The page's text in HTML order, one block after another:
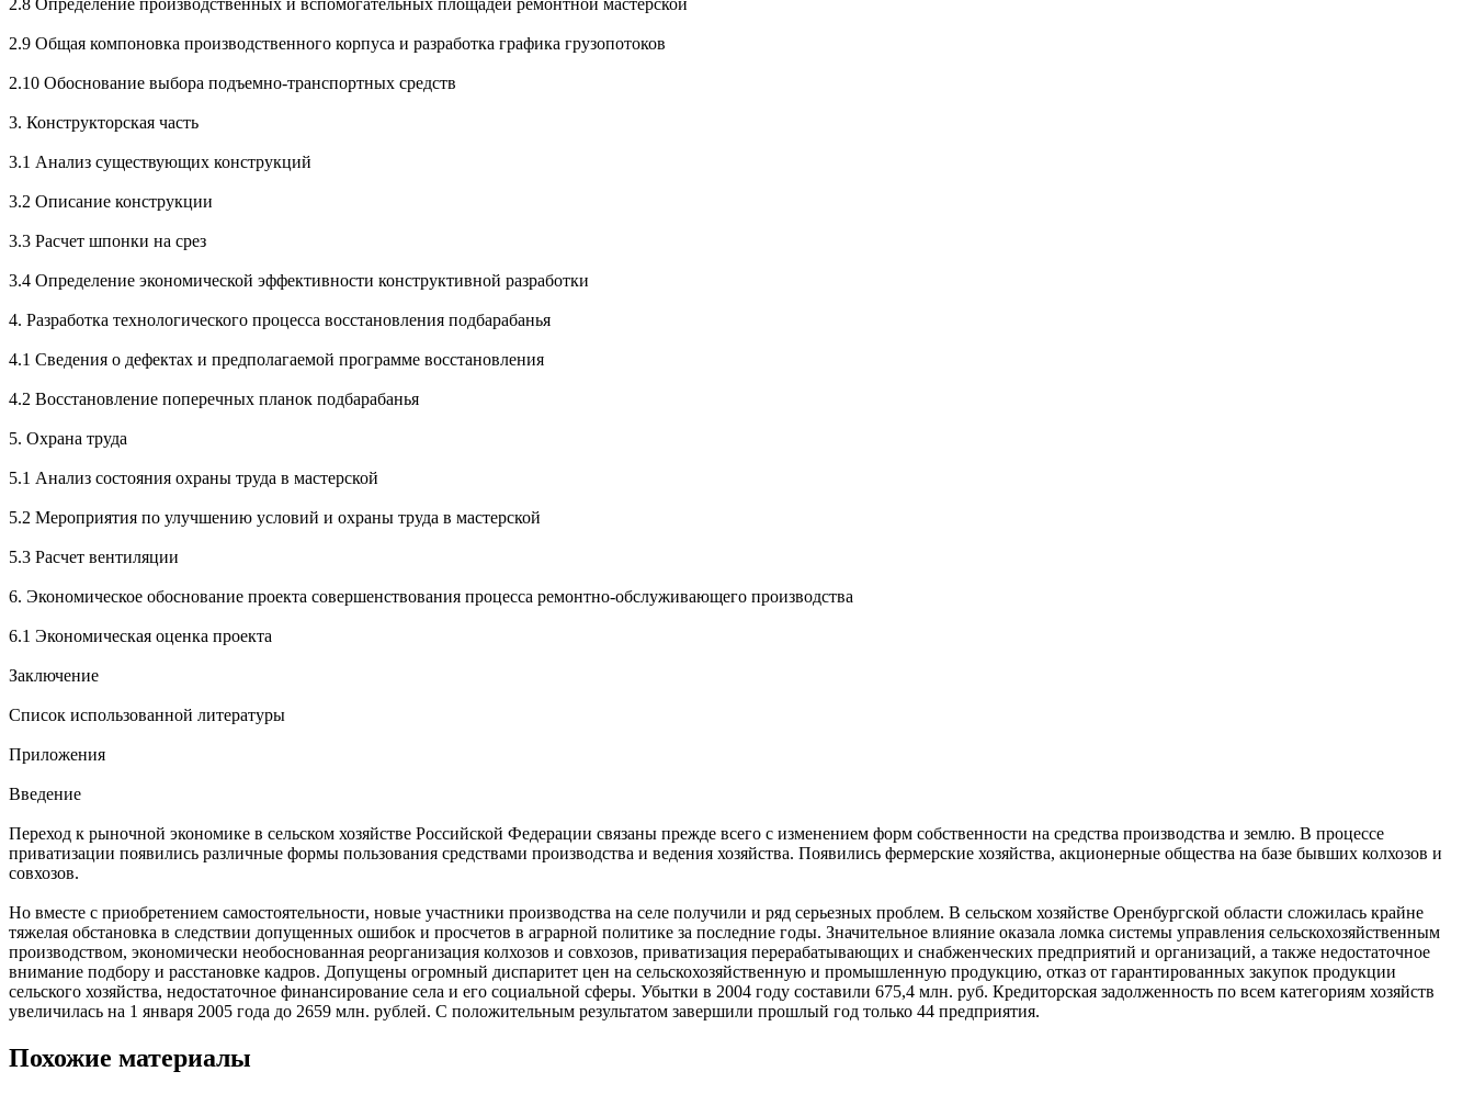
2.8 Определение производственных и вспомогательных площадей ремонтной мастерской
2.9 Общая компоновка производственного корпуса и разработка графика грузопотоков
2.10 Обоснование выбора подъемно-транспортных средств
3. Конструкторская часть
3.1 Анализ существующих конструкций
3.2 Описание конструкции
3.3 Расчет шпонки на срез
3.4 Определение экономической эффективности конструктивной разработки
4. Разработка технологического процесса восстановления подбарабанья
4.1 Сведения о дефектах и предполагаемой программе восстановления
4.2 Восстановление поперечных планок подбарабанья
5. Охрана труда
5.1 Анализ состояния охраны труда в мастерской
5.2 Мероприятия по улучшению условий и охраны труда в мастерской
5.3 Расчет вентиляции
6. Экономическое обоснование проекта совершенствования процесса ремонтно-обслуживающего производства
6.1 Экономическая оценка проекта
Заключение
Список использованной литературы
Приложения
Введение
Переход к рыночной экономике в сельском хозяйстве Российской Федерации связаны прежде всего с изменением форм собственности на средства производства и землю. В процессе
приватизации появились различные формы пользования средствами производства и ведения хозяйства. Появились фермерские хозяйства, акционерные общества на базе бывших колхозов и
совхозов.
Но вместе с приобретением самостоятельности, новые участники производства на селе получили и ряд серьезных проблем. В сельском хозяйстве Оренбургской области сложилась крайне
тяжелая обстановка в следствии допущенных ошибок и просчетов в аграрной политике за последние годы. Значительное влияние оказала ломка системы управления сельскохозяйственным
производством, экономически необоснованная реорганизация колхозов и совхозов, приватизация перерабатывающих и снабженческих предприятий и организаций, а также недостаточное
внимание подбору и расстановке кадров. Допущены огромный диспаритет цен на сельскохозяйственную и промышленную продукцию, отказ от гарантированных закупок продукции
сельского хозяйства, недостаточное финансирование села и его социальной сферы. Убытки в 2004 году составили 675,4 млн. руб. Кредиторская задолженность по всем категориям хозяйств
увеличилась на 1 января 2005 года до 2659 млн. рублей. С положительным результатом завершили прошлый год только 44 предприятия.
Похожие материалы